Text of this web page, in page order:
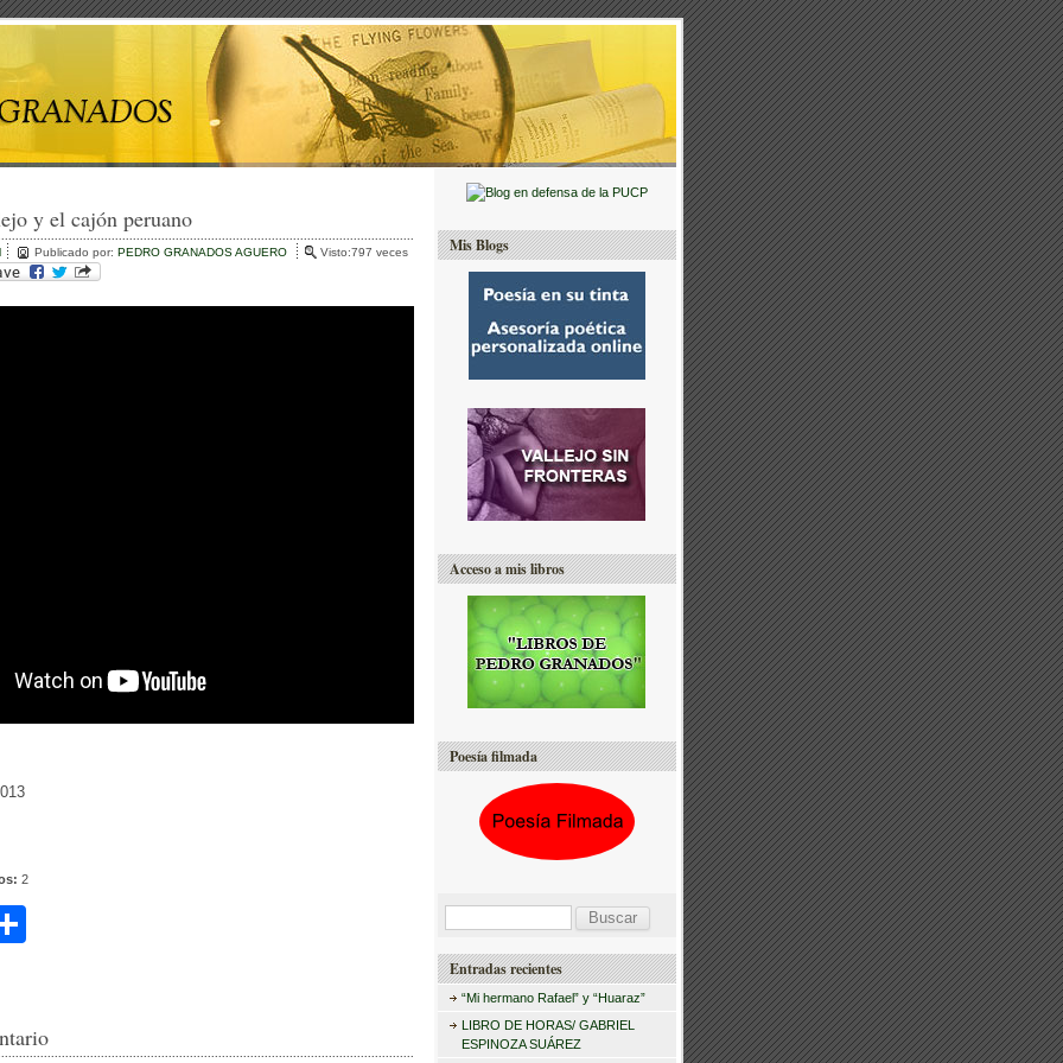
y el cajón peruano
Publicado por: PEDRO GRANADOS AGUERO Visto:797 veces
2
p
Mis Blogs
Acceso a mis libros
Poesía filmada
s
Entradas recientes
“Mi hermano Rafael” y “Huaraz”
LIBRO DE HORAS/ GABRIEL
ESPINOZA SUÁREZ